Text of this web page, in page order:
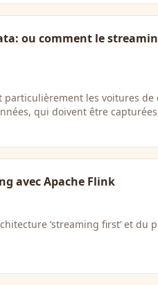
ou comment le
particulièrement les voitures de
qui doivent être
avec Apache Flink
‘streaming first’ et du